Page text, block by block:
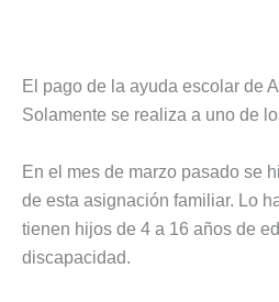
El pago de la ayuda escolar de
Solamente se realiza a uno de
En el mes de marzo pasado se
de esta asignación familiar. Lo
tienen hijos de 4 a 16 años de
discapacidad.